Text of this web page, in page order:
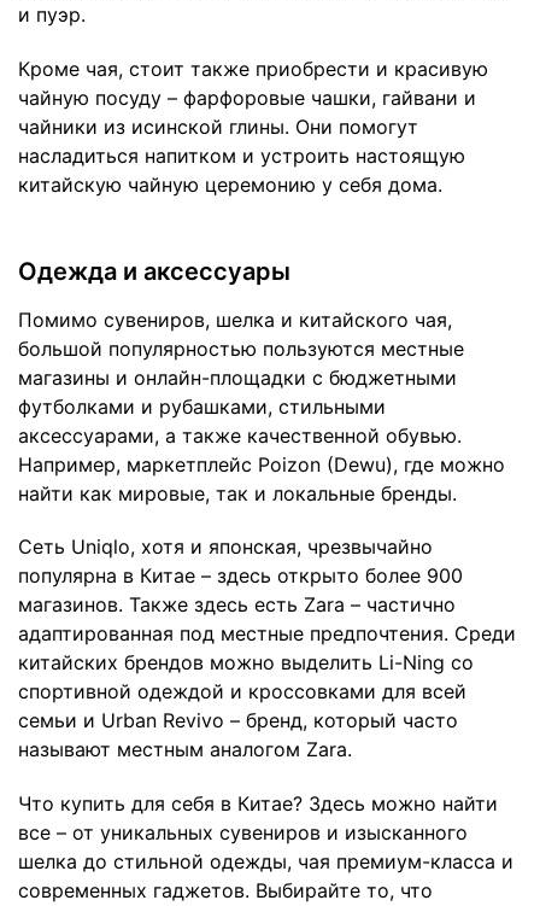
и пуэр.
Кроме чая, стоит также приобрести и красивую
чайную посуду – фарфоровые чашки, гайвани и
чайники из исинской глины. Они помогут
насладиться напитком и устроить настоящую
китайскую чайную церемонию у себя дома.
Одежда и аксессуары
Помимо сувениров, шелка и китайского чая,
большой популярностью пользуются местные
магазины и онлайн-площадки с бюджетными
футболками и рубашками, стильными
аксессуарами, а также качественной обувью.
Например, маркетплейс Poizon (Dewu), где можно
найти как мировые, так и локальные бренды.
Сеть Uniqlo, хотя и японская, чрезвычайно
популярна в Китае – здесь открыто более 900
магазинов. Также здесь есть Zara – частично
адаптированная под местные предпочтения. Среди
китайских брендов можно выделить Li-Ning со
спортивной одеждой и кроссовками для всей
семьи и Urban Revivo – бренд, который часто
называют местным аналогом Zara.
Что купить для себя в Китае? Здесь можно найти
все – от уникальных сувениров и изысканного
шелка до стильной одежды, чая премиум-класса и
современных гаджетов. Выбирайте то, что